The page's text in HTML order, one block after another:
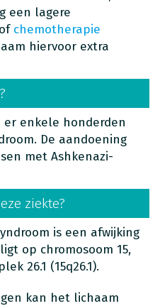
een lagere
of chemotherapie
hiervoor extra
er enkele honderden
De aandoening
met Ashkenazi-
ziekte?
is een afwijking
op chromosoom 15,
26.1 (15q26.1).
kan het lichaam